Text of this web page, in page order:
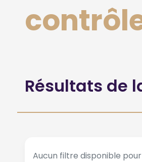
Résultats de
Aucun filtre disponible